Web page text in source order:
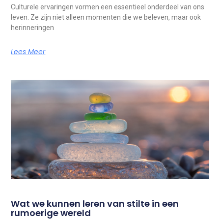
Culturele ervaringen vormen een essentieel onderdeel van ons
leven. Ze zijn niet alleen momenten die we beleven, maar ook
herinneringen
Lees Meer
Wat we kunnen leren van stilte in een
rumoerige wereld